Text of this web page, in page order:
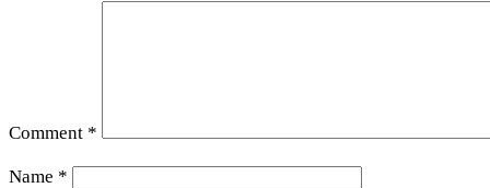
Comment *
Name *